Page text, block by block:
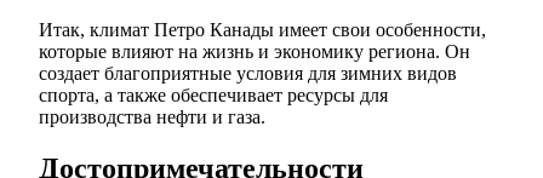
Итак, климат Петро Канады имеет свои особенности,
которые влияют на жизнь и экономику региона. Он
создает благоприятные условия для зимних видов
спорта, а также обеспечивает ресурсы для
производства нефти и газа.
Достопримечательности